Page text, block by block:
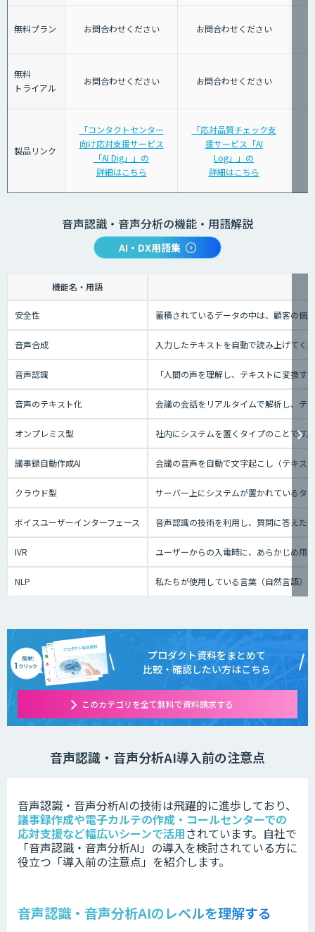
無料プラン お問合わせください お問合わせください
無料
トライアル
お問合わせください お問合わせください
製品リンク
「コンタクトセンター
向け応対支援サービス
「AI Dig」」の
詳細はこちら
「応対品質チェック支
援サービス「AI
Log」」の
詳細はこちら
音声認識・音声分析の機能・用語解説
AI・DX用語集
機能名・用語
安全性 蓄積されているデータの中は、顧客の個
音声合成 入力したテキストを自動で読み上げてく
音声認識 「人間の声を理解し、テキストに変換
音声のテキスト化 会議の会話をリアルタイムで解析し、テ
オンプレミス型 社内にシステムを置くタイプのことです
議事録自動作成AI 会議の音声を自動で文字起こし（テキス
クラウド型 サーバー上にシステムが置かれているタ
ボイスユーザーインターフェース 音声認識の技術を利用し、質問に答えた
IVR ユーザーからの入電時に、あらかじめ用
NLP 私たちが使用している言葉（自然言語）
プロダクト資料をまとめて
比較・確認したい方はこちら
このカテゴリを全て無料で資料請求する
音声認識・音声分析AI導入前の注意点
音声認識・音声分析AIの技術は飛躍的に進歩しており、
議事録作成や電子カルテの作成・コールセンターでの
応対支援など幅広いシーンで活用されています。 自社で
「音声認識・音声分析AI」の導入を検討されている方に
役立つ「導入前の注意点」を紹介します。
音声認識・音声分析AIのレベルを理解する